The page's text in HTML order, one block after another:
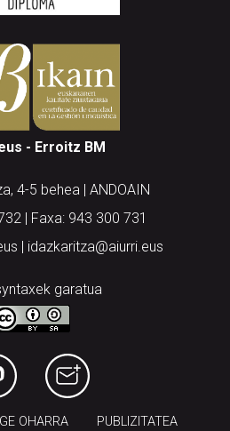
- Erroitz BM
4-5 behea | ANDOAIN
| Faxa: 943 300 731
| idazkaritza@aiurri.eus
garatua
OHARRA PUBLIZITATEA